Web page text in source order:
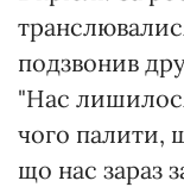
подзвонив
"Нас
чого палити,
що нас зараз